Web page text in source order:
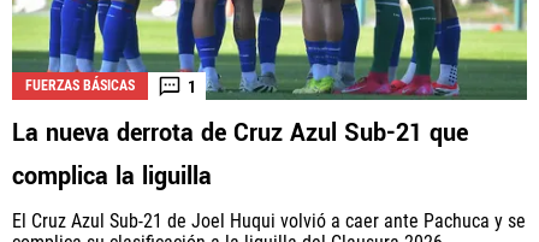
FUERZAS BÁSICAS 1
La nueva derrota de Cruz Azul Sub-21 que
complica la liguilla
El Cruz Azul Sub-21 de Joel Huqui volvió a caer ante Pachuca y se